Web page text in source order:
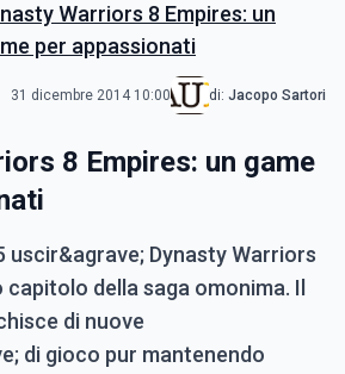
Warriors 8 Empires: un
per appassionati
31 dicembre 2014 10:00 di: Jacopo Sartori
8 Empires: un game
uscir&agrave; Dynasty Warriors
della saga omonima. Il
di nuove
di gioco pur mantenendo